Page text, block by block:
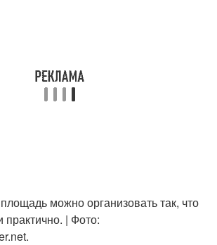
можно организовать так, что
практично. | Фото: